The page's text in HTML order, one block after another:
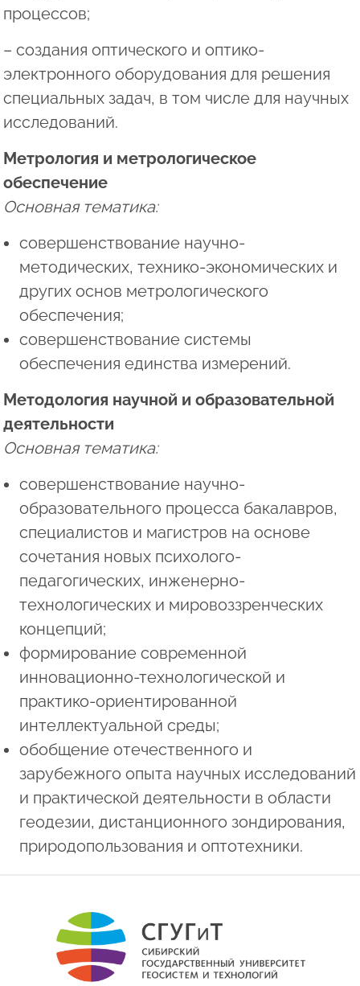
процессов;
– создания оптического и оптико-
электронного оборудования для решения
специальных задач, в том числе для научных
исследований.
Метрология и метрологическое
обеспечение
Основная тематика:
совершенствование научно-
методических, технико-экономических и
других основ метрологического
обеспечения;
совершенствование системы
обеспечения единства измерений.
Методология научной и образовательной
деятельности
Основная тематика:
совершенствование научно-
образовательного процесса бакалавров,
специалистов и магистров на основе
сочетания новых психолого-
педагогических, инженерно-
технологических и мировоззренческих
концепций;
формирование современной
инновационно-технологической и
практико-ориентированной
интеллектуальной среды;
обобщение отечественного и
зарубежного опыта научных исследований
и практической деятельности в области
геодезии, дистанционного зондирования,
природопользования и оптотехники.